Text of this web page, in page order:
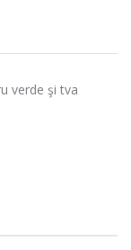
verde şi tva
...
de